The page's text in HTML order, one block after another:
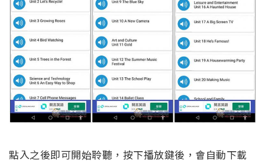
點入之後即可開始聆聽，按下播放鍵後，會自動下載